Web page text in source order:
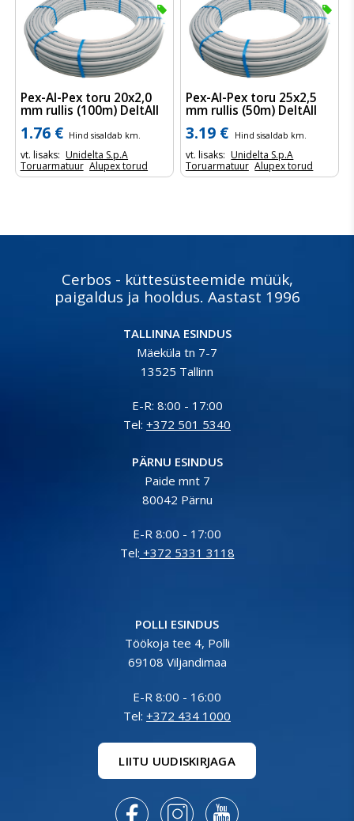

Pex-Al-Pex toru 20x2,0
mm rullis (100m) DeltAll
1.76 € Hind sisaldab km.
vt. lisaks: Unidelta S.p.A
Toruarmatuur Alupex torud

Pex-Al-Pex toru 25x2,5
mm rullis (50m) DeltAll
3.19 € Hind sisaldab km.
vt. lisaks: Unidelta S.p.A
Toruarmatuur Alupex torud
Cerbos - küttesüsteemide müük,
paigaldus ja hooldus. Aastast 1996
TALLINNA ESINDUS
Mäeküla tn 7-7
13525 Tallinn
E-R: 8:00 - 17:00
Tel: +372 501 5340
PÄRNU ESINDUS
Paide mnt 7
80042 Pärnu
E-R 8:00 - 17:00
Tel: +372 5331 3118
POLLI ESINDUS
Töökoja tee 4, Polli
69108 Viljandimaa
E-R 8:00 - 16:00
Tel: +372 434 1000
LIITU UUDISKIRJAGA
  